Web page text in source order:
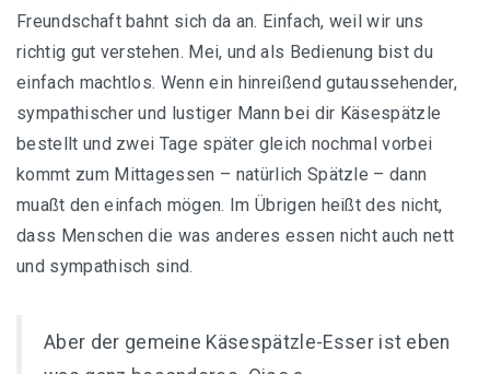
Freundschaft bahnt sich da an. Einfach, weil wir uns
richtig gut verstehen. Mei, und als Bedienung bist du
einfach machtlos. Wenn ein hinreißend gutaussehender,
sympathischer und lustiger Mann bei dir Käsespätzle
bestellt und zwei Tage später gleich nochmal vorbei
kommt zum Mittagessen – natürlich Spätzle – dann
muaßt den einfach mögen. Im Übrigen heißt des nicht,
dass Menschen die was anderes essen nicht auch nett
und sympathisch sind.
Aber der gemeine Käsespätzle-Esser ist eben